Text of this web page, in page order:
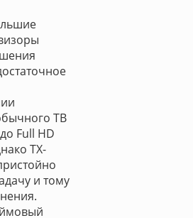
ТВ
Full HD
TX-
и тому